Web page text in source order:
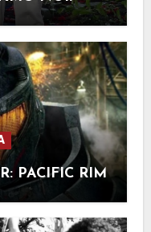
PACIFIC RIM